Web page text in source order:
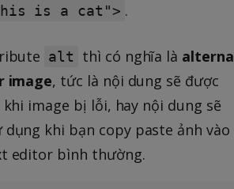
is a cat"> .
alt thì có nghĩa là
image, tức là nội dung sẽ được
image bị lỗi, hay nội dung sẽ
dụng khi bạn copy paste ảnh vào
editor bình thường.